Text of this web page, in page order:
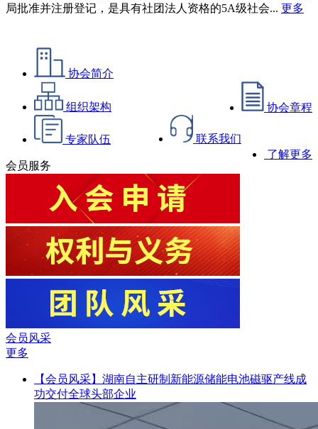
局批准并注册登记，是具有社团法人资格的5A级社会... 更多
协会简介
协会章程
组织架构
联系我们
专家队伍
了解更多
会员服务
会员风采
更多
【会员风采】湖南自主研制新能源储能电池磁驱产线成
功交付全球头部企业